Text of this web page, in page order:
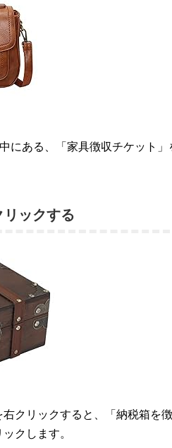
にある、「家具徴収チケット
ックする
右クリックすると、「納税箱を
クします。